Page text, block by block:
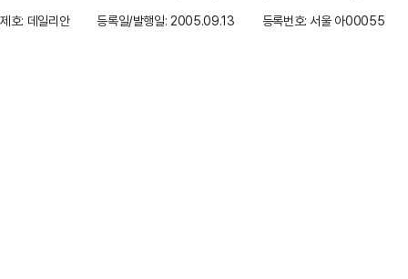
제호: 데일리안
등록일/발행일: 2005.09.13 등록번호: 서울 아00055